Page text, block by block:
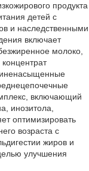
продукта
детей с
и наследственными
включает
молоко,
включающий
инозитола,
оптимизировать
возраста с
жиров и
улучшения